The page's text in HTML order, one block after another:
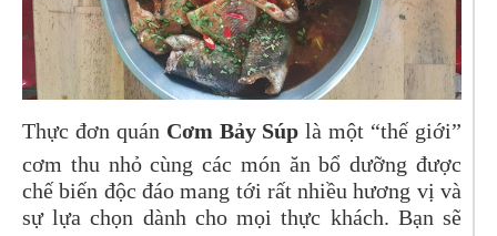
Thực đơn quán Cơm Bảy Súp là một “thế giới”
cơm thu nhỏ cùng các món ăn bổ dưỡng được
chế biến độc đáo mang tới rất nhiều hương vị và
sự lựa chọn dành cho mọi thực khách. Bạn sẽ